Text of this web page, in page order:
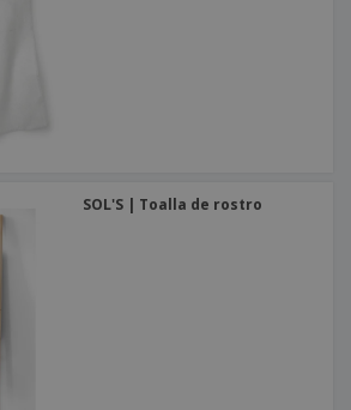
SOL'S | Toalla de rostro